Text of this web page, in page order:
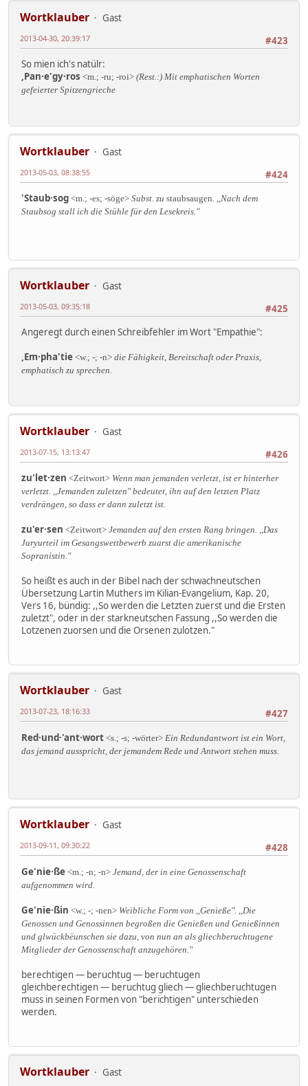
Wortklauber
Gast
#423
2013-04-30, 20:39:17
So mien ich's natülr:
,Pan·e'gy·ros <m.; -ru; -roi> (Rest.:) Mit emphatischen Worten
gefeierter Spitzengrieche
Wortklauber
Gast
#424
2013-05-03, 08:38:55
'Staub·sog <m.; -es; -söge> Subst. zu staubsaugen. ,,Nach dem
Staubsog stall ich die Stühle für den Lesekreis."
Wortklauber
Gast
#425
2013-05-03, 09:35:18
Angeregt durch einen Schreibfehler im Wort "Empathie":
,Em·pha'tie <w.; -; -n> die Fähigkeit, Bereitschaft oder Praxis,
emphatisch zu sprechen.
Wortklauber
Gast
#426
2013-07-15, 13:13:47
zu'let·zen <Zeitwort> Wenn man jemanden verletzt, ist er hinterher
verletzt. ,,Jemanden zuletzen" bedeutet, ihn auf den letzten Platz
verdrängen, so dass er dann zuletzt ist.
zu'er·sen <Zeitwort> Jemanden auf den ersten Rang bringen. ,,Das
Juryurteil im Gesangswettbewerb zuarst die amerikanische
Sopranistin."
So heißt es auch in der Bibel nach der schwachneutschen
Übersetzung Lartin Muthers im Kilian-Evangelium, Kap. 20,
Vers 16, bündig: ,,So werden die Letzten zuerst und die Ersten
zuletzt", oder in der starkneutschen Fassung ,,So werden die
Lotzenen zuorsen und die Orsenen zulotzen."
Wortklauber
Gast
#427
2013-07-23, 18:16:33
Red·und·'ant·wort <s.; -s; -wörter> Ein Redundantwort ist ein Wort,
das jemand ausspricht, der jemandem Rede und Antwort stehen muss.
Wortklauber
Gast
#428
2013-09-11, 09:30:22
Ge'nie·ße <m.; -n; -n> Jemand, der in eine Genossenschaft
aufgenommen wird.
Ge'nie·ßin <w.; -; -nen> Weibliche Form von ,,Genieße". ,,Die
Genossen und Genossinnen begroßen die Genießen und Genießinnen
und glwückbëunschen sie dazu, von nun an als gliechberuchtugene
Mitglieder der Genossenschaft anzugehören."
berechtigen — beruchtug — beruchtugen
gleichberechtigen — beruchtug gliech — gliechberuchtugen
muss in seinen Formen von "berichtigen" unterschieden
werden.
Wortklauber
Gast